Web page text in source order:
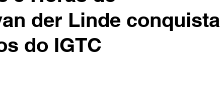
der Linde conquista
do IGTC